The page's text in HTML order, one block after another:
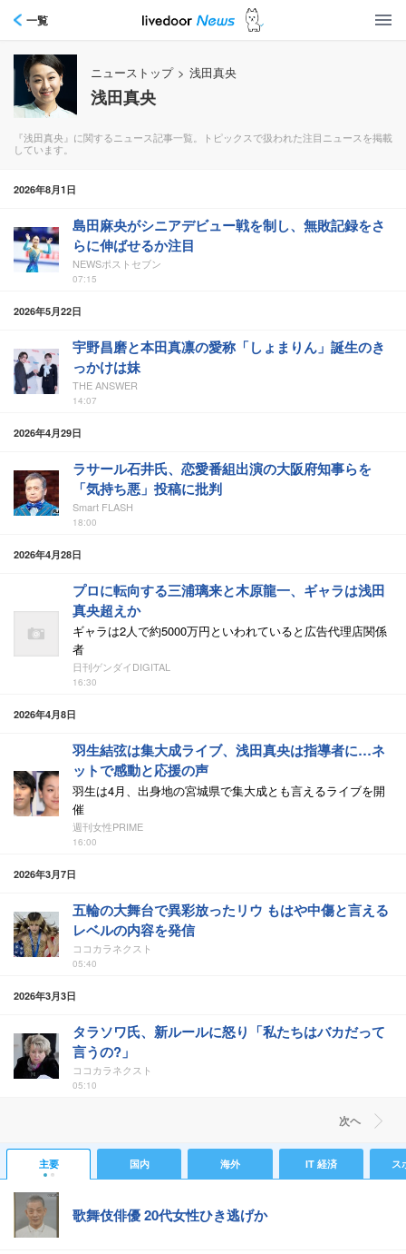
一覧
ニューストップ > 浅田真央
浅田真央
『浅田真央』に関するニュース記事一覧。トピックスで扱われた注目ニュースを掲載
しています。
2026年8月1日
島田麻央がシニアデビュー戦を制し、無敗記録をさ
らに伸ばせるか注目
NEWSポストセブン
07:15
2026年5月22日
宇野昌磨と本田真凛の愛称「しょまりん」誕生のき
っかけは妹
THE ANSWER
14:07
2026年4月29日
ラサール石井氏、恋愛番組出演の大阪府知事らを
「気持ち悪」投稿に批判
Smart FLASH
18:00
2026年4月28日
プロに転向する三浦璃来と木原龍一、ギャラは浅田
真央超えか
ギャラは2人で約5000万円といわれていると広告代理店関係
者
日刊ゲンダイDIGITAL
16:30
2026年4月8日
羽生結弦は集大成ライブ、浅田真央は指導者に…ネ
ットで感動と応援の声
羽生は4月、出身地の宮城県で集大成とも言えるライブを開
催
週刊女性PRIME
16:00
2026年3月7日
五輪の大舞台で異彩放ったリウ もはや中傷と言える
レベルの内容を発信
ココカラネクスト
05:40
2026年3月3日
タラソワ氏、新ルールに怒り「私たちはバカだって
言うの?」
ココカラネクスト
05:10
次ヘ
主要 国内 海外 IT 経済 ス
歌舞伎俳優 20代女性ひき逃げか